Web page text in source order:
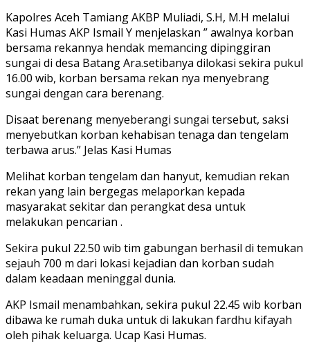
Kapolres Aceh Tamiang AKBP Muliadi, S.H, M.H melalui
Kasi Humas AKP Ismail Y menjelaskan ” awalnya korban
bersama rekannya hendak memancing dipinggiran
sungai di desa Batang Ara.setibanya dilokasi sekira pukul
16.00 wib, korban bersama rekan nya menyebrang
sungai dengan cara berenang.
Disaat berenang menyeberangi sungai tersebut, saksi
menyebutkan korban kehabisan tenaga dan tengelam
terbawa arus.” Jelas Kasi Humas
Melihat korban tengelam dan hanyut, kemudian rekan
rekan yang lain bergegas melaporkan kepada
masyarakat sekitar dan perangkat desa untuk
melakukan pencarian .
Sekira pukul 22.50 wib tim gabungan berhasil di temukan
sejauh 700 m dari lokasi kejadian dan korban sudah
dalam keadaan meninggal dunia.
AKP Ismail menambahkan, sekira pukul 22.45 wib korban
dibawa ke rumah duka untuk di lakukan fardhu kifayah
oleh pihak keluarga. Ucap Kasi Humas.